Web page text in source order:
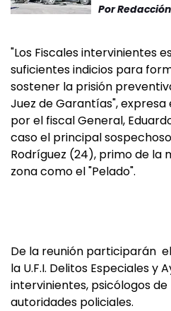
Por
"Los Fiscales intervinientes
suficientes indicios para
sostener la prisión
Juez de Garantías",
por el fiscal General,
caso el principal
Rodríguez (24), primo de la
zona como el "Pelado".
De la reunión participarán
la U.F.I. Delitos Especiales y
intervinientes, psicólogos de
autoridades policiales.